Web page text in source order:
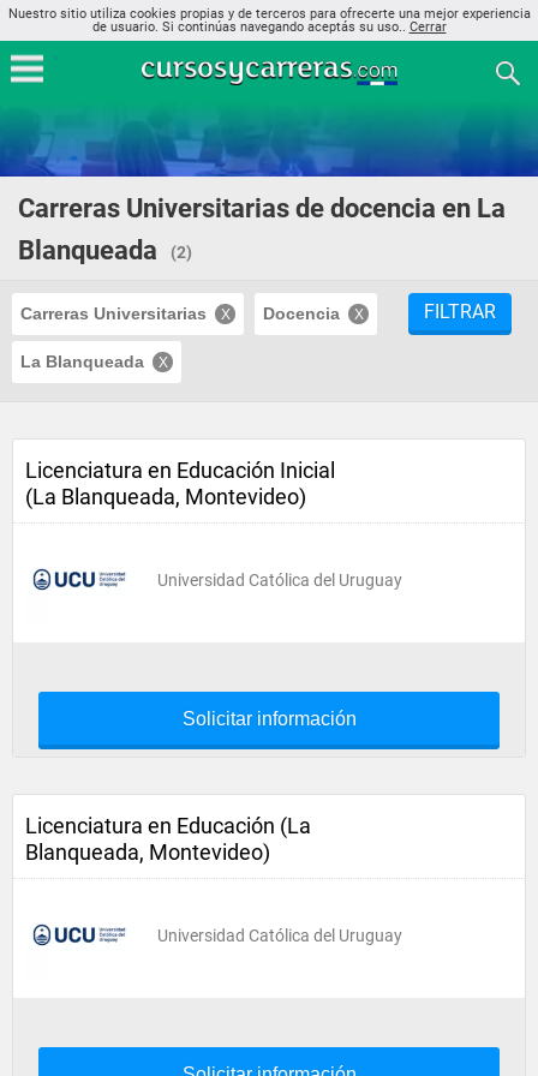
Nuestro sitio utiliza cookies propias y de terceros para ofrecerte una mejor experiencia
de usuario. Si continúas navegando aceptás su uso.. Cerrar
Carreras Universitarias de docencia en La
Blanqueada
(2)
Carreras Universitarias Docencia
La Blanqueada
FILTRAR
Licenciatura en Educación Inicial
(La Blanqueada, Montevideo)
Universidad Católica del Uruguay
Solicitar información
Licenciatura en Educación (La
Blanqueada, Montevideo)
Universidad Católica del Uruguay